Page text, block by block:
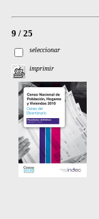
9 / 25
seleccionar
imprimir